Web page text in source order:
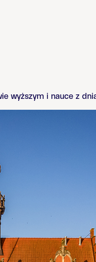
wyższym i nauce z